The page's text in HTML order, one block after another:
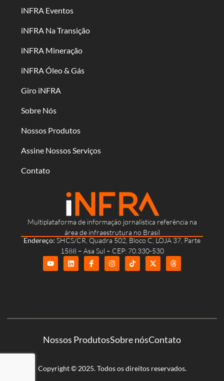
Multiplataforma de informação jornalística referência na
área de infraestrutura no Brasil
Endereço: SHCS/CR, Quadra 502, Bloco C, LOJA 37, Parte
1588 – Asa Sul – CEP: 70.330-530
iNFRA Eventos
iNFRA Na Transição
iNFRA Mineração
iNFRA Óleo & Gás
Giro iNFRA
Sobre Nós
Nossos Produtos
Assine Nossos Serviços
Contato
Nossos ProdutosSobre nósContato
Copyright © 2025. Todos os direitos reservados.